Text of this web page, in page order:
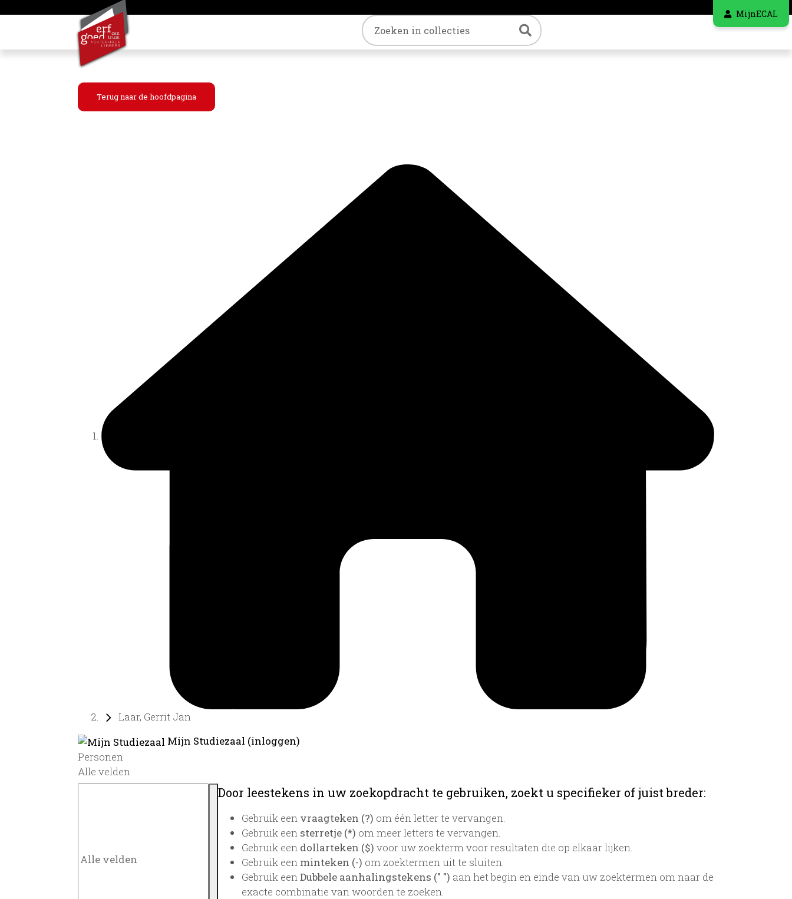
MijnECAL
Trefwoord Zoeken
Terug naar de hoofdpagina
Laar, Gerrit Jan
Mijn Studiezaal (inloggen)
Personen
Alle velden
Door leestekens in uw zoekopdracht te gebruiken, zoekt u specifieker of juist breder:
Gebruik een vraagteken (?) om één letter te vervangen.
Gebruik een sterretje (*) om meer letters te vervangen.
Gebruik een dollarteken ($) voor uw zoekterm voor resultaten die op elkaar lijken.
Gebruik een minteken (-) om zoektermen uit te sluiten.
Gebruik eenDubbele aanhalingstekens (" ") aan het begin en einde van uw zoektermen om naar de
exacte combinatie van woorden te zoeken.